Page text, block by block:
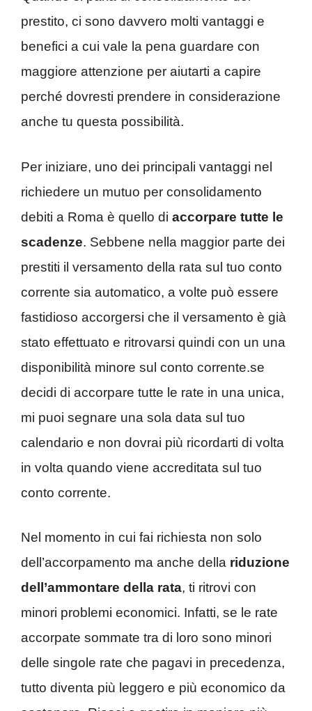
prestito, ci sono davvero molti vantaggi e
benefici a cui vale la pena guardare con
maggiore attenzione per aiutarti a capire
perché dovresti prendere in considerazione
anche tu questa possibilità.
Per iniziare, uno dei principali vantaggi nel
richiedere un mutuo per consolidamento
debiti a Roma è quello di accorpare tutte le
scadenze. Sebbene nella maggior parte dei
prestiti il versamento della rata sul tuo conto
corrente sia automatico, a volte può essere
fastidioso accorgersi che il versamento è già
stato effettuato e ritrovarsi quindi con un una
disponibilità minore sul conto corrente.se
decidi di accorpare tutte le rate in una unica,
mi puoi segnare una sola data sul tuo
calendario e non dovrai più ricordarti di volta
in volta quando viene accreditata sul tuo
conto corrente.
Nel momento in cui fai richiesta non solo
dell’accorpamento ma anche della riduzione
dell’ammontare della rata, ti ritrovi con
minori problemi economici. Infatti, se le rate
accorpate sommate tra di loro sono minori
delle singole rate che pagavi in precedenza,
tutto diventa più leggero e più economico da